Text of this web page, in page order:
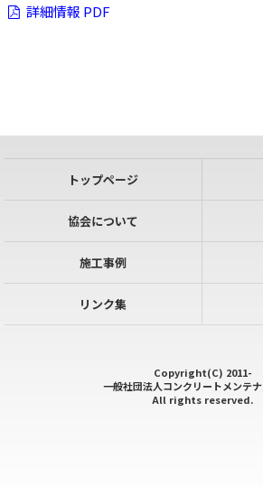
詳細情報 PDF
トップページ
協会について
施工事例
リンク集
Copyright(C) 2011-
一般社団法人コンクリートメンテ
All rights reserved.